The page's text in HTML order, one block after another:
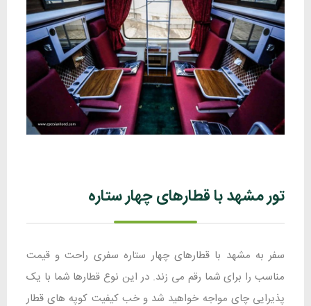
تور مشهد با قطارهای چهار ستاره
سفر به مشهد با قطارهای چهار ستاره سفری راحت و قیمت
مناسب را برای شما رقم می زند. در این نوع قطارها شما با یک
پذیرایی چای مواجه خواهید شد و خب کیفیت کوپه های قطار